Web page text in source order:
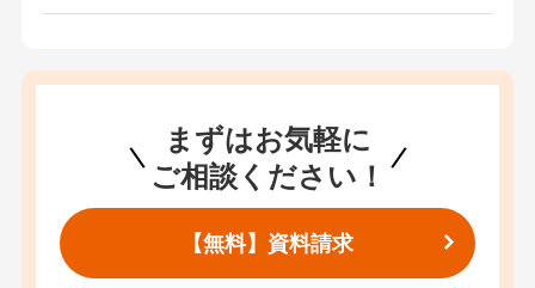
まずはお気軽に
ご相談ください！
【無料】資料請求